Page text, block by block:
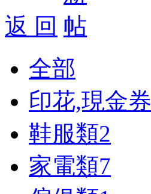
返 回
全部
印花,現金券
鞋服類2
家電類7